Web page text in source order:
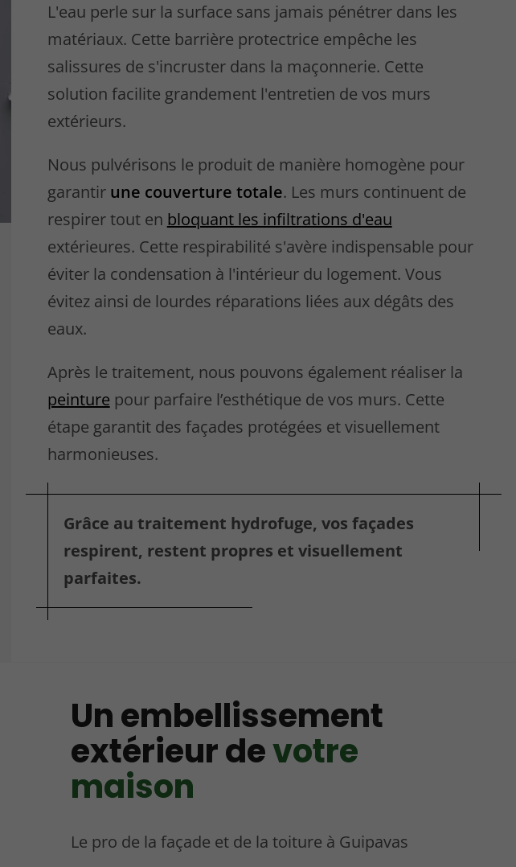
L'eau perle sur la surface sans jamais pénétrer dans les
matériaux. Cette barrière protectrice empêche les
salissures de s'incruster dans la maçonnerie. Cette
solution facilite grandement l'entretien de vos murs
extérieurs.
Nous pulvérisons le produit de manière homogène pour
garantir une couverture totale. Les murs continuent de
respirer tout en bloquant les infiltrations d'eau
extérieures. Cette respirabilité s'avère indispensable pour
éviter la condensation à l'intérieur du logement. Vous
évitez ainsi de lourdes réparations liées aux dégâts des
eaux.
Après le traitement, nous pouvons également réaliser la
peinture pour parfaire l’esthétique de vos murs. Cette
étape garantit des façades protégées et visuellement
harmonieuses.
Grâce au traitement hydrofuge, vos façades
respirent, restent propres et visuellement
parfaites.
Un embellissement
extérieur devotre
maison
Le pro de la façade et de la toiture à Guipavas